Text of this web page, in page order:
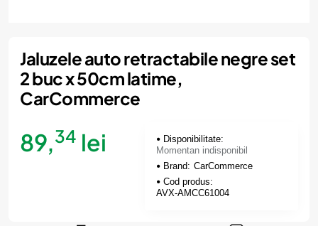
Momentan indisponibil
Jaluzele auto retractabile negre set
2 buc x 50cm latime,
CarCommerce
89,34 lei
Disponibilitate:
Momentan indisponibil
Brand: CarCommerce
Cod produs:
AVX-AMCC61004